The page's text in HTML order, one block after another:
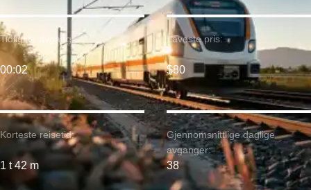
Korteste reisetid:
1 t 42 m
Tidligste avgang:
00:02
Laveste pris:
$80
Gjennomsnittlige daglige
avganger:
38